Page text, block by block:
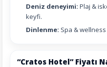
Deniz deneyimi: Plaj &
keyfi.
Dinlenme: Spa &
“Cratos Hotel” Fiyatı